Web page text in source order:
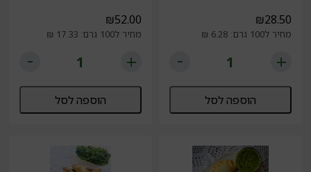
₪28.50
מחיר ל100 גרם: 6.28 ₪
הוספה לסל
₪52.00
מחיר ל100 גרם: 17.33 ₪
הוספה לסל